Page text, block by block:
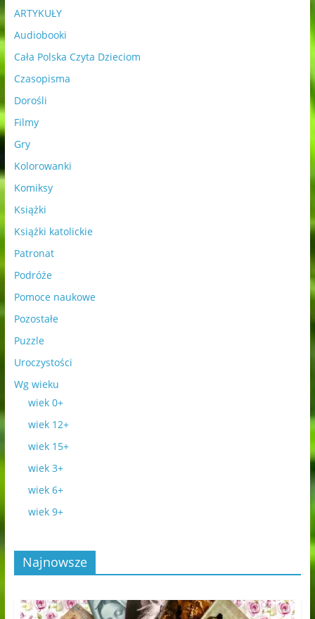
ARTYKUŁY
Audiobooki
Cała Polska Czyta Dzieciom
Czasopisma
Dorośli
Filmy
Gry
Kolorowanki
Komiksy
Książki
Książki katolickie
Patronat
Podróże
Pomoce naukowe
Pozostałe
Puzzle
Uroczystości
Wg wieku
wiek 0+
wiek 12+
wiek 15+
wiek 3+
wiek 6+
wiek 9+
Najnowsze